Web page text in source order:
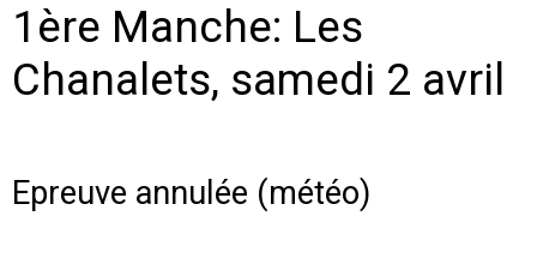
1ère Manche: Les
Chanalets, samedi 2 avril
Epreuve annulée (météo)